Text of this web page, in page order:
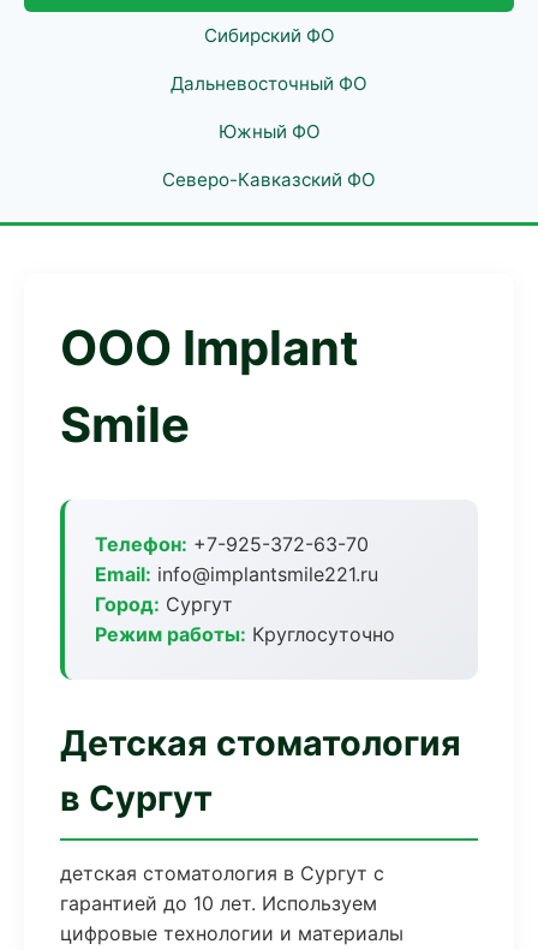
Сибирский ФО
Дальневосточный ФО
Южный ФО
Северо-Кавказский ФО
ООО Implant
Smile
Телефон: +7-925-372-63-70
Email: info@implantsmile221.ru
Город: Сургут
Режим работы: Круглосуточно
Детская стоматология
в Сургут
детская стоматология в Сургут с
гарантией до 10 лет. Используем
цифровые технологии и материалы